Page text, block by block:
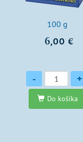
100 g
6,00 €
Množstvo
- +
Do košíka